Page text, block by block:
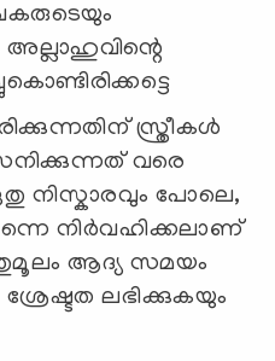
സ്ത്രീകൾ
വരെ
നിസ്കാരവും പോലെ,
നിർവഹിക്കലാണ്
ആദ്യ സമയം
ശ്രേഷ്ടത ലഭിക്കുകയും